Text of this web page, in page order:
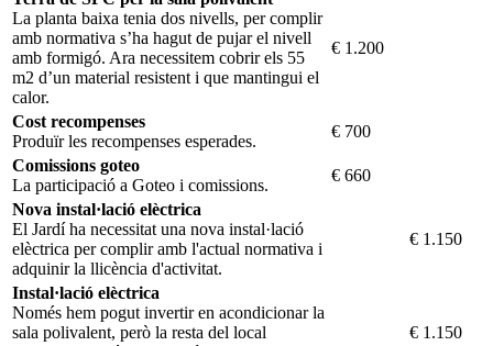
La planta baixa tenia dos nivells, per complir
amb normativa s’ha hagut de pujar el nivell
amb formigó. Ara necessitem cobrir els 55
m2 d’un material resistent i que mantingui el
calor.
€ 1.200
Cost recompenses
Produïr les recompenses esperades.
€ 700
Comissions goteo
La participació a Goteo i comissions.
€ 660
Nova instal·lació elèctrica
El Jardí ha necessitat una nova instal·lació
elèctrica per complir amb l'actual normativa i
adquinir la llicència d'activitat.
€ 1.150
Instal·lació elèctrica
Només hem pogut invertir en acondicionar la
sala polivalent, però la resta del local
€ 1.150